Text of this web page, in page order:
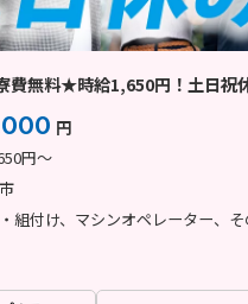
費無料★時給1,650円！土日祝
円
円～
組付け、マシンオペレーター、